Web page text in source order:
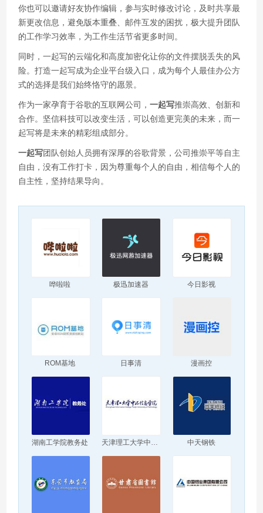
你也可以邀请好友协作编辑，参与实时修改讨论，及时共享最
新更改信息，避免版本重叠、邮件互发的困扰，极大提升团队
的工作学习效率，为工作生活节省更多时间。
同时，一起写的云端化和高度加密化让你的文件摆脱丢失的风
险。打造一起写成为企业平台级入口，成为每个人最佳办公方
式的选择是我们始终恪守的愿景。
作为一家孕育于谷歌的互联网公司，一起写推崇高效、创新和
合作。坚信科技可以改变生活，可以创造更完美的未来，而一
起写将是未来的精彩组成部分。
一起写团队创始人员拥有深厚的谷歌背景，公司推崇平等自主
自由，没有工作打卡，因为尊重每个人的自由，相信每个人的
自主性，坚持结果导向。
哗啦啦 极迅加速器 今日影视
ROM基地 日事清 漫画控
湖南工学院教务处 天津理工大学中环信息学院 中天钢铁